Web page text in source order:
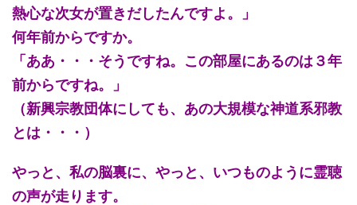
熱心な次女が置きだしたんですよ。」
何年前からですか。
「ああ・・・そうですね。この部屋にあるのは３年
前からですね。」
（新興宗教団体にしても、あの大規模な神道系邪教
とは・・・）
やっと、私の脳裏に、やっと、いつものように霊聴
の声が走ります。